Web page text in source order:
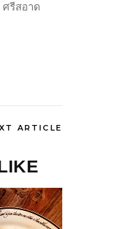
ศรีสอาด
ARTICLE